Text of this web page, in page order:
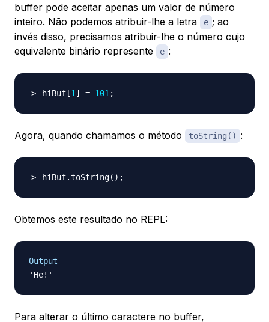
buffer pode aceitar apenas um valor de número
inteiro. Não podemos atribuir-lhe a letra
e ; ao
invés disso, precisamos atribuir-lhe o número cujo
equivalente binário represente
e :
hiBuf [1] = 101;
Agora, quando chamamos o método toString() :
hiBuf.toString( ) ;
Obtemos este resultado no REPL:
Output
Para alterar o último caractere no buffer,